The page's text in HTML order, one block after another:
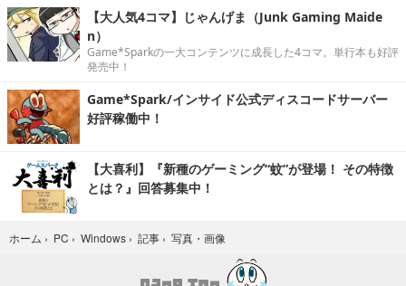
【大人気4コマ】じゃんげま（Junk Gaming Maide
n）
Game*Sparkの一大コンテンツに成長した4コマ。単行本も好評
発売中！
Game*Spark/インサイド公式ディスコードサーバー
好評稼働中！
【大喜利】『新種のゲーミング“蚊”が登場！ その特徴
とは？』回答募集中！
ホーム › PC › Windows › 記事 › 写真・画像